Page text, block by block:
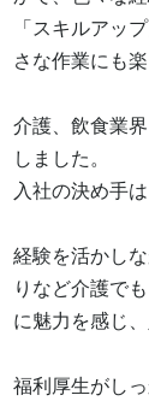
「スキルアッ
さな作業にも
介護、飲食業
しました。
入社の決め手
経験を活かし
りなど介護で
に魅力を感じ
福利厚生がし